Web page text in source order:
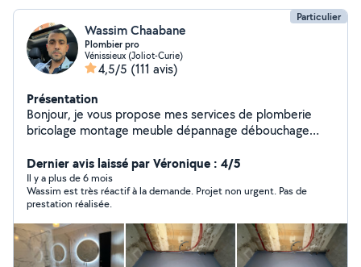
Particulier
Wassim Chaabane
Plombier pro
Vénissieux (Joliot-Curie)
4,5/5 (111 avis)
Présentation
Bonjour, je vous propose mes services de plomberie
bricolage montage meuble dépannage débouchage
Dernier avis laissé par Véronique : 4/5
Il y a plus de 6 mois
Wassim est très réactif à la demande. Projet non urgent. Pas de
prestation réalisée.